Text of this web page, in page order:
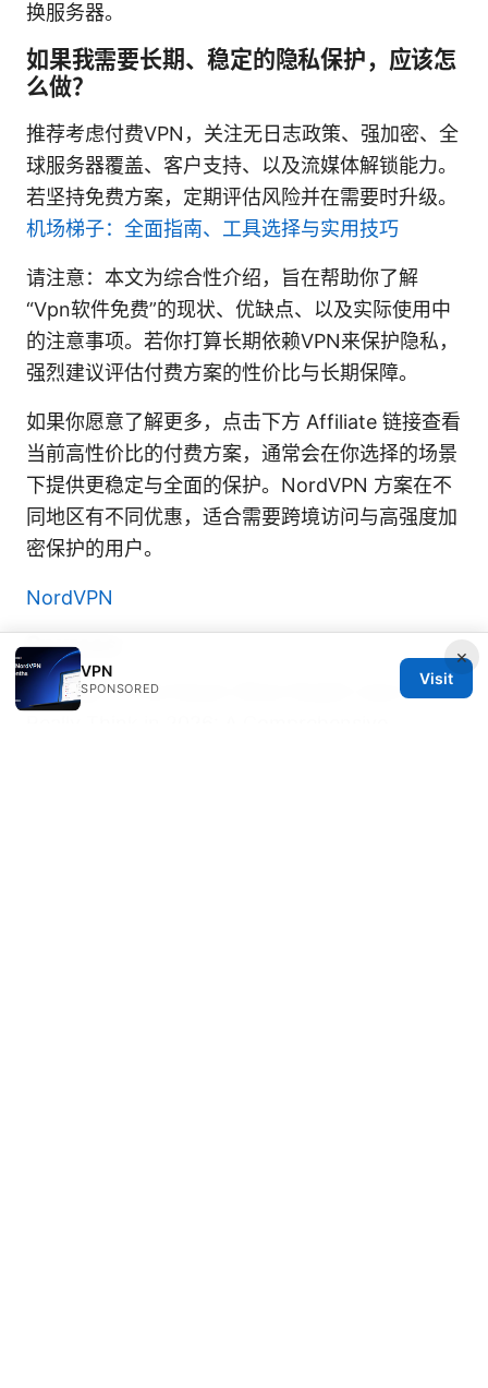
换服务器。
如果我需要长期、稳定的隐私保护，应该怎
么做？
推荐考虑付费VPN，关注无日志政策、强加密、全
球服务器覆盖、客户支持、以及流媒体解锁能力。
若坚持免费方案，定期评估风险并在需要时升级。
机场梯子：全面指南、工具选择与实用技巧
请注意：本文为综合性介绍，旨在帮助你了解
“Vpn软件免费”的现状、优缺点、以及实际使用中
的注意事项。若你打算长期依赖VPN来保护隐私，
强烈建议评估付费方案的性价比与长期保障。
如果你愿意了解更多，点击下方 Affiliate 链接查看
当前高性价比的付费方案，通常会在你选择的场景
下提供更稳定与全面的保护。NordVPN 方案在不
同地区有不同优惠，适合需要跨境访问与高强度加
密保护的用户。
NordVPN
Sources:
Nordvpn vs Surfshark What Reddit Users
×
VPN
SPONSORED
Visit